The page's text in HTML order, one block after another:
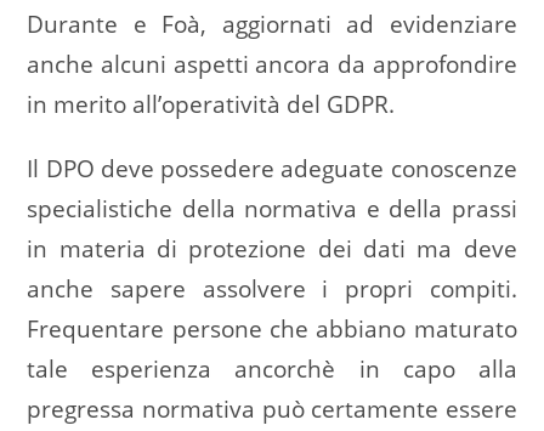
Durante e Foà, aggiornati ad evidenziare
anche alcuni aspetti ancora da approfondire
in merito all’operatività del GDPR.
Il DPO deve possedere adeguate conoscenze
specialistiche della normativa e della prassi
in materia di protezione dei dati ma deve
anche sapere assolvere i propri compiti.
Frequentare persone che abbiano maturato
tale esperienza ancorchè in capo alla
pregressa normativa può certamente essere